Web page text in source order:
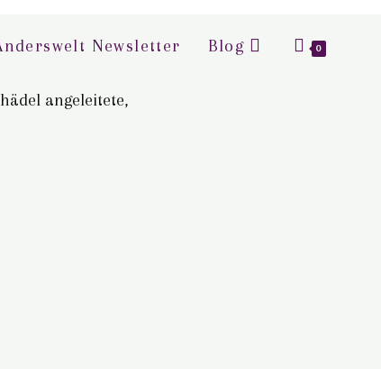
Newsletter Blog 0
angeleitete,